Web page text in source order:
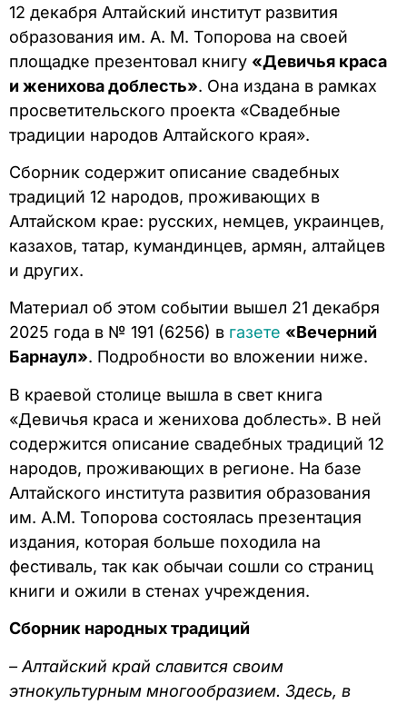
12 декабря Алтайский институт развития
образования им. А. М. Топорова на своей
площадке презентовал книгу «Девичья краса
и женихова доблесть». Она издана в рамках
просветительского проекта «Свадебные
традиции народов Алтайского края».
Сборник содержит описание свадебных
традиций 12 народов, проживающих в
Алтайском крае: русских, немцев, украинцев,
казахов, татар, кумандинцев, армян, алтайцев
и других.
Материал об этом событии вышел 21 декабря
2025 года в № 191 (6256) в газете «Вечерний
Барнаул». Подробности во вложении ниже.
В краевой столице вышла в свет книга
«Девичья краса и женихова доблесть». В ней
содержится описание свадебных традиций 12
народов, проживающих в регионе. На базе
Алтайского института развития образования
им. А.М. Топорова состоялась презентация
издания, которая больше походила на
фестиваль, так как обычаи сошли со страниц
книги и ожили в стенах учреждения.
Сборник народных традиций
– Алтайский край славится своим
этнокультурным многообразием. Здесь, в